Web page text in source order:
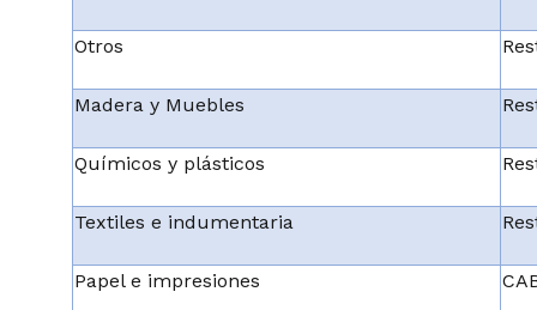
Otros
Madera y Muebles
Químicos y plásticos
Textiles e indumentaria
Papel e impresiones